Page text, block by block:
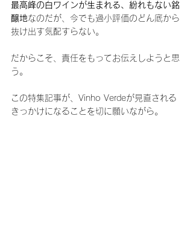
最高峰の白ワインが生まれる、紛れもない銘
醸地なのだが、今でも過小評価のどん底から
抜け出す気配すらない。
だからこそ、責任をもってお伝えしようと思
う。
この特集記事が、Vinho Verdeが見直される
きっかけになることを切に願いながら。